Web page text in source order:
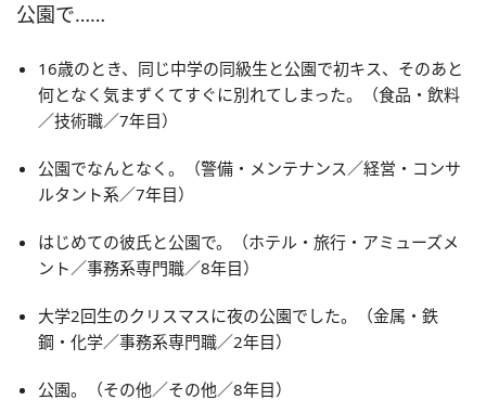
公園で……
16歳のとき、同じ中学の同級生と公園で初キス、そのあと
何となく気まずくてすぐに別れてしまった。（食品・飲料
／技術職／7年目）
公園でなんとなく。（警備・メンテナンス／経営・コンサ
ルタント系／7年目）
はじめての彼氏と公園で。（ホテル・旅行・アミューズメ
ント／事務系専門職／8年目）
大学2回生のクリスマスに夜の公園でした。（金属・鉄
鋼・化学／事務系専門職／2年目）
公園。（その他／その他／8年目）